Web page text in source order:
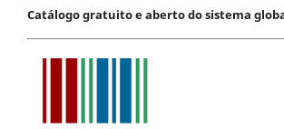
Catálogo gratuito e aberto do sistema